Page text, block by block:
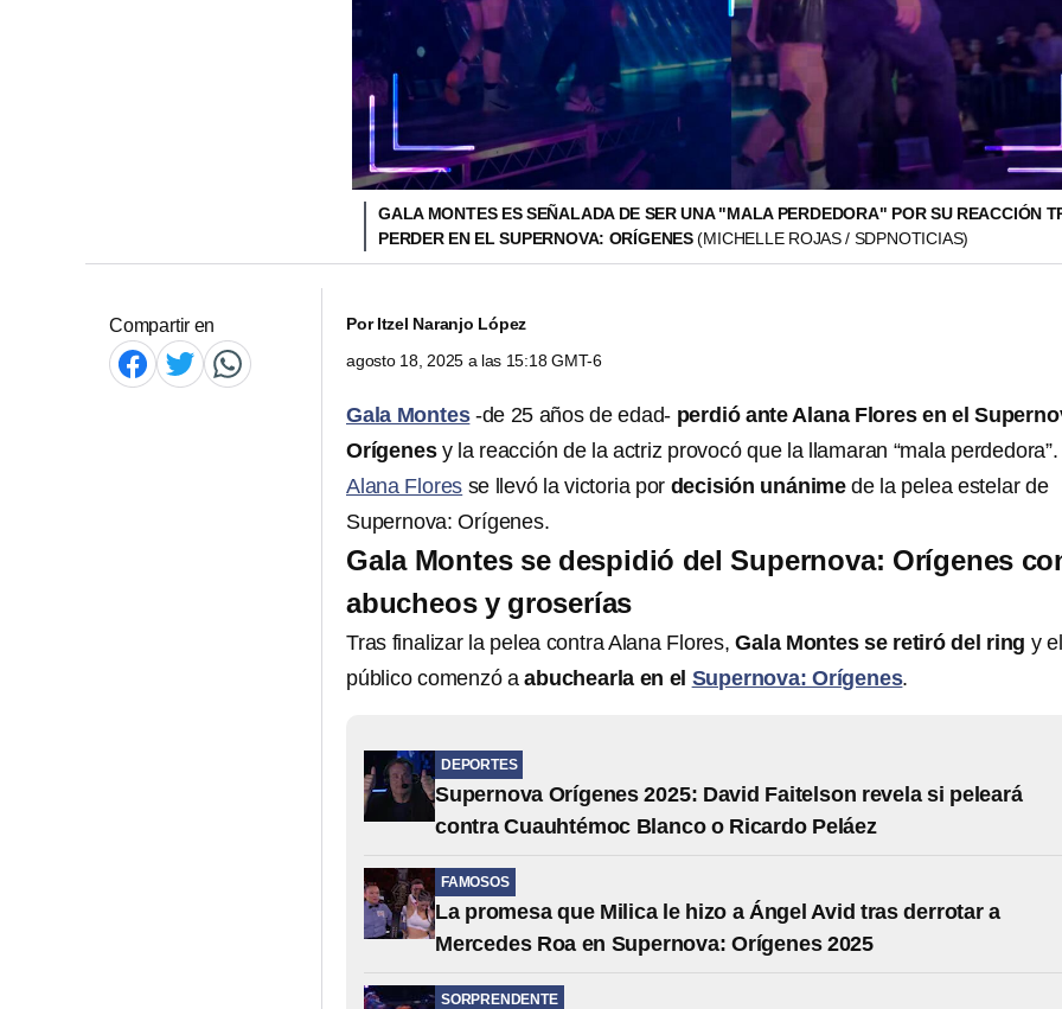
GALA MONTES ES SEÑALADA DE SER UNA "MALA PERDEDORA" POR SU REACCIÓN
PERDER EN EL SUPERNOVA: ORÍGENES(MICHELLE ROJAS / SDPNOTICIAS)
Compartir en PorItzel Naranjo López
agosto 18, 2025 a las 15:18 GMT-6
Gala Montes-de 25 años de edad- perdió ante Alana Flores en el
Orígenes y la reacción de la actriz provocó que la llamaran “mala perdedora”.
Alana Flores se llevó la victoria por decisión unánime de la pelea estelar de
Supernova: Orígenes.
Gala Montes se despidió del Supernova: Orígenes
abucheos y groserías
Tras finalizar la pelea contra Alana Flores, Gala Montes se retiró del ring y el
público comenzó aabuchearla en el Supernova: Orígenes.
DEPORTES
Supernova Orígenes 2025: David Faitelson revela si peleará
contra Cuauhtémoc Blanco o Ricardo Peláez
FAMOSOS
La promesa que Milica le hizo a Ángel Avid tras derrotar a
Mercedes Roa en Supernova: Orígenes 2025
SORPRENDENTE